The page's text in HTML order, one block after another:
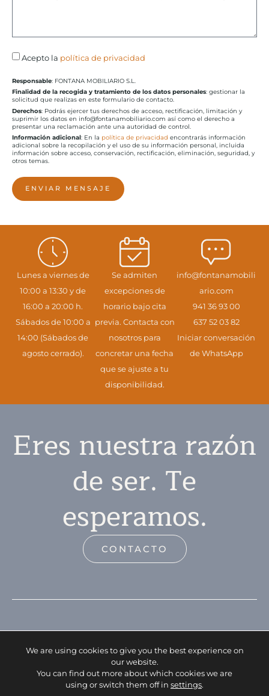
Acepto la política de privacidad
Responsable: FONTANA MOBILIARIO S.L.
Finalidad de la recogida y tratamiento de los datos personales: gestionar la
solicitud que realizas en este formulario de contacto.
Derechos: Podrás ejercer tus derechos de acceso, rectificación, limitación y
suprimir los datos en info@fontanamobiliario.com así como el derecho a
presentar una reclamación ante una autoridad de control.
Información adicional: En la política de privacidad encontrarás información
adicional sobre la recopilación y el uso de su información personal, incluida
información sobre acceso, conservación, rectificación, eliminación, seguridad, y
otros temas.
ENVIAR MENSAJE
Lunes a viernes de
10:00 a 13:30 y de
16:00 a 20:00 h.
Sábados de 10:00 a
14:00 (Sábados de
agosto cerrado).
Se admiten
excepciones de
horario bajo cita
previa. Contacta con
nosotros para
concretar una fecha
que se ajuste a tu
disponibilidad.
info@fontanamobili
ario.com
941 36 93 00
637 52 03 82
Iniciar conversación
de WhatsApp
Eres nuestra razón
de ser. Te
esperamos.
CONTACTO
Facebook Instagram WhatsApp
We are using cookies to give you the best experience on
our website.
You can find out more about which cookies we are
using or switch them off in settings.